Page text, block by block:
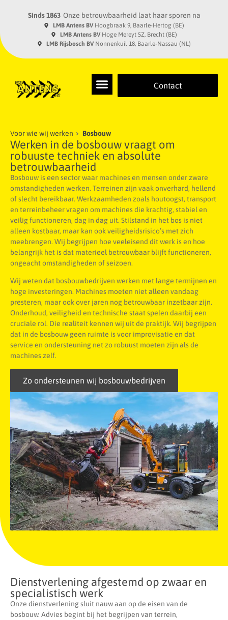
Sinds 1863 Onze betrouwbaarheid laat haar sporen na
LMB Antens BVHoogbraak 9, Baarle-Hertog (BE)
LMB Antens BVHoge Mereyt 5Z, Brecht (BE)
LMB Rijsbosch BV Nonnenkuil 18, Baarle-Nassau (NL)
Contact
Voor wie wij werken Bosbouw
Werken in de bosbouw vraagt om
robuuste techniek en absolute
betrouwbaarheid
Bosbouw is een sector waar machines en mensen onder zware
omstandigheden werken. Terreinen zijn vaak onverhard, hellend
of slecht bereikbaar. Werkzaamheden zoals houtoogst, transport
en terreinbeheer vragen om machines die krachtig, stabiel en
veilig functioneren, dag in dag uit. Stilstand in het bos is niet
alleen kostbaar, maar kan ook veiligheidsrisico’s met zich
meebrengen. Wij begrijpen hoe veeleisend dit werk is en hoe
belangrijk het is dat materieel betrouwbaar blijft functioneren,
ongeacht omstandigheden of seizoen.
Wij weten dat bosbouwbedrijven werken met lange termijnen en
hoge investeringen. Machines moeten niet alleen vandaag
presteren, maar ook over jaren nog betrouwbaar inzetbaar zijn.
Onderhoud, veiligheid en technische staat spelen daarbij een
cruciale rol. Die realiteit kennen wij uit de praktijk. Wij begrijpen
dat in de bosbouw geen ruimte is voor improvisatie en dat
service en ondersteuning net zo robuust moeten zijn als de
machines zelf.
Zo ondersteunen wij bosbouwbedrijven
Dienstverlening afgestemd op zwaar en
specialistisch werk
Onze dienstverlening sluit nauw aan op de eisen van de
bosbouw. Advies begint bij het begrijpen van terrein,